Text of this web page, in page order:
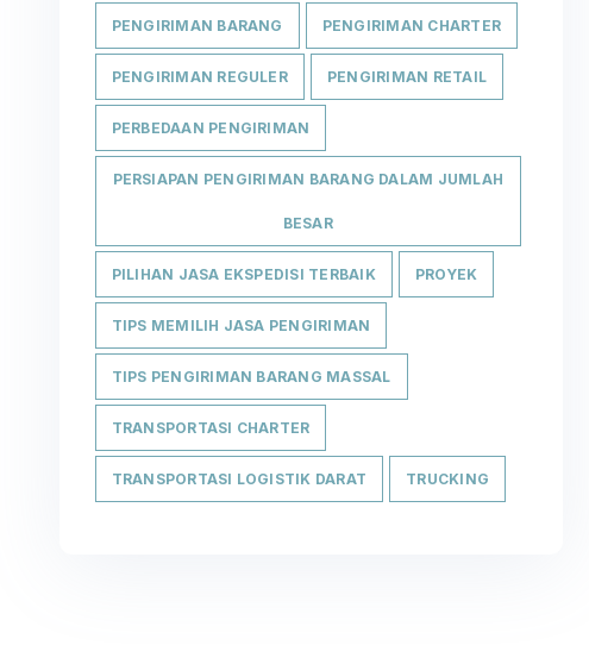
PENGIRIMAN BARANG PENGIRIMAN CHARTER
PENGIRIMAN REGULER PENGIRIMAN RETAIL
PERBEDAAN PENGIRIMAN
PERSIAPAN PENGIRIMAN BARANG DALAM JUMLAH
BESAR
PILIHAN JASA EKSPEDISI TERBAIK PROYEK
TIPS MEMILIH JASA PENGIRIMAN
TIPS PENGIRIMAN BARANG MASSAL
TRANSPORTASI CHARTER
TRANSPORTASI LOGISTIK DARAT TRUCKING